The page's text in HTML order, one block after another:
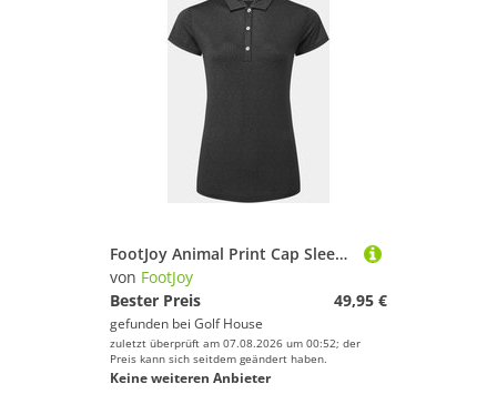
FootJoy Animal Print Cap Sleeve Shirt Halbarm Polo schwarz
von FootJoy
Bester Preis
49,95 €
gefunden bei Golf House
zuletzt überprüft am 07.08.2026 um 00:52; der
Preis kann sich seitdem geändert haben.
Keine weiteren Anbieter